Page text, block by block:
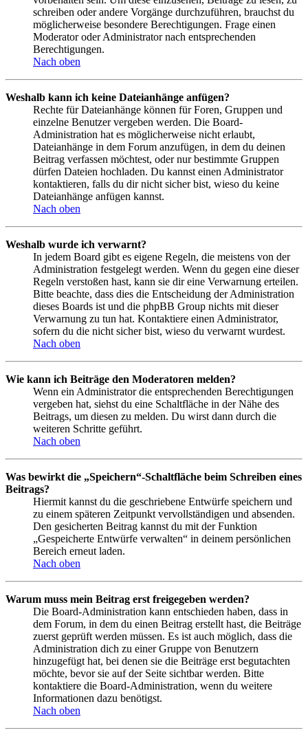
schreiben oder andere Vorgänge durchzuführen, brauchst du
möglicherweise besondere Berechtigungen. Frage einen
Moderator oder Administrator nach entsprechenden
Berechtigungen.
Nach oben
Weshalb kann ich keine Dateianhänge anfügen?
Rechte für Dateianhänge können für Foren, Gruppen und
einzelne Benutzer vergeben werden. Die Board-
Administration hat es möglicherweise nicht erlaubt,
Dateianhänge in dem Forum anzufügen, in dem du deinen
Beitrag verfassen möchtest, oder nur bestimmte Gruppen
dürfen Dateien hochladen. Du kannst einen Administrator
kontaktieren, falls du dir nicht sicher bist, wieso du keine
Dateianhänge anfügen kannst.
Nach oben
Weshalb wurde ich verwarnt?
In jedem Board gibt es eigene Regeln, die meistens von der
Administration festgelegt werden. Wenn du gegen eine dieser
Regeln verstoßen hast, kann sie dir eine Verwarnung erteilen.
Bitte beachte, dass dies die Entscheidung der Administration
dieses Boards ist und die phpBB Group nichts mit dieser
Verwarnung zu tun hat. Kontaktiere einen Administrator,
sofern du die nicht sicher bist, wieso du verwarnt wurdest.
Nach oben
Wie kann ich Beiträge den Moderatoren melden?
Wenn ein Administrator die entsprechenden Berechtigungen
vergeben hat, siehst du eine Schaltfläche in der Nähe des
Beitrags, um diesen zu melden. Du wirst dann durch die
weiteren Schritte geführt.
Nach oben
Was bewirkt die „Speichern“-Schaltfläche beim Schreiben eines
Beitrags?
Hiermit kannst du die geschriebene Entwürfe speichern und
zu einem späteren Zeitpunkt vervollständigen und absenden.
Den gesicherten Beitrag kannst du mit der Funktion
„Gespeicherte Entwürfe verwalten“ in deinem persönlichen
Bereich erneut laden.
Nach oben
Warum muss mein Beitrag erst freigegeben werden?
Die Board-Administration kann entschieden haben, dass in
dem Forum, in dem du einen Beitrag erstellt hast, die Beiträge
zuerst geprüft werden müssen. Es ist auch möglich, dass die
Administration dich zu einer Gruppe von Benutzern
hinzugefügt hat, bei denen sie die Beiträge erst begutachten
möchte, bevor sie auf der Seite sichtbar werden. Bitte
kontaktiere die Board-Administration, wenn du weitere
Informationen dazu benötigst.
Nach oben